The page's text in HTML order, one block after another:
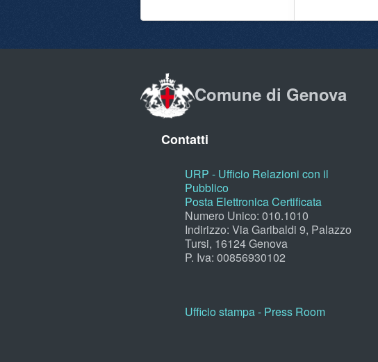
Comune di Genova
Contatti
URP - Ufficio Relazioni con il
Pubblico
Posta Elettronica Certificata
Numero Unico: 010.1010
Indirizzo: Via Garibaldi 9, Palazzo
Tursi, 16124 Genova
P. Iva: 00856930102
Ufficio stampa - Press Room